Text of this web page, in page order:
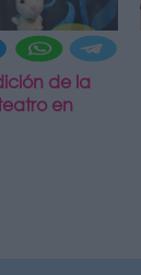
de la
en